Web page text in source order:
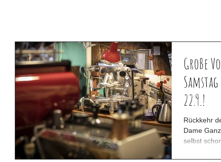
Große
22.9.!
Rückkehr
Dame
selbst